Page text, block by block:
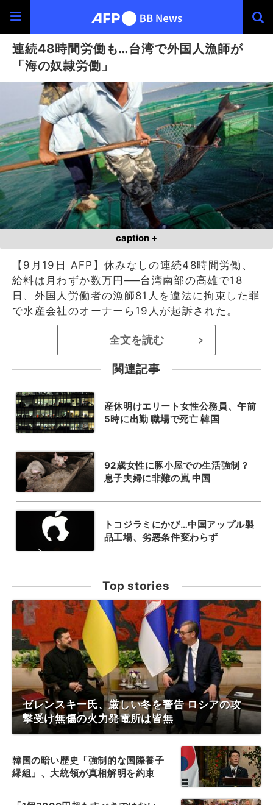
連続48時間労働も…台湾で外国人漁師が
「海の奴隷労働」
caption +
【9月19日 AFP】休みなしの連続48時間労働、
給料は月わずか数万円──台湾南部の高雄で18
日、外国人労働者の漁師81人を違法に拘束した罪
で水産会社のオーナーら19人が起訴された。
全文を読む >
関連記事
産休明けエリート女性公務員、午前
5時に出勤 職場で死亡 韓国
92歳女性に豚小屋での生活強制？
息子夫婦に非難の嵐 中国
トコジラミにかび…中国アップル製
品工場、劣悪条件変わらず
Top stories
ゼレンスキー氏、厳しい冬を警告 ロシアの攻
撃受け無傷の火力発電所は皆無
韓国の暗い歴史「強制的な国際養子
縁組」、大統領が真相解明を約束